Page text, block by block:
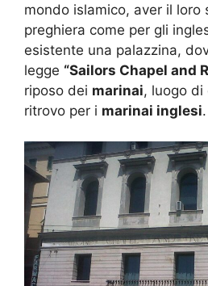
mondo islamico, aver il loro
preghiera come per gli
esistente una palazzina,
legge “Sailors Chapel and
riposo dei marinai, luogo di
ritrovo per i marinai inglesi.